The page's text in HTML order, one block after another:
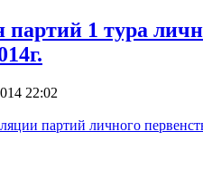
1 тура
22:02
партий личного